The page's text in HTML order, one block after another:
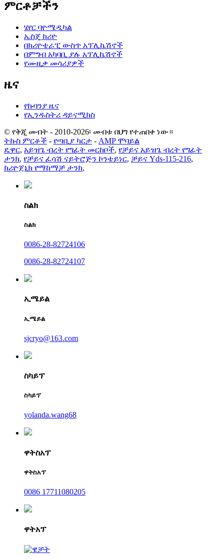
ምርቶቻችን
ሄየር ባዮሜዲካል
ኤስጄ ክሪዮ
በክሪዮቴራፒ ውስጥ አፕሊኬሽኖች
በምግብ አካባቢ ያሉ አፕሊኬሽኖች
የሙዚቃ መሳሪያዎች
ዜና
የኩባንያ ዜና
የኢንዱስትሪ ዳይናሚክስ
© የቅጂ መብት - 2010-2026፡ መብቱ በህግ የተጠበቀ ነው።
ትኩስ ምርቶች - የጣቢያ ካርታ - AMP ሞባይል
ዴዋር, አይዝጌ ብረት የግፊት መርከቦች, የቻይና አይዝጌ ብረት የግፊት
ታንክ, የቻይና ፈሳሽ ናይትሮጅን ኮንቴይነር, ቻይና Yds-115-216,
ክሪዮጀኒክ የማከማቻ ታንክ,
ስልክ
ስልክ
0086-28-82724106
0086-28-82724107
ኢሜይል
ኢሜይል
sjcryo@163.com
ስካይፕ
ስካይፕ
yolanda.wang68
ዋትስአፕ
ዋትስአፕ
0086 17711080205
ዋትአፕ